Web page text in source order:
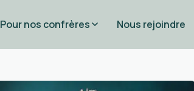
Pour nos confrères Nous rejoindre